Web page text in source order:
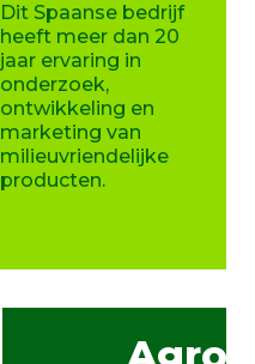
Dit Spaanse bedrijf
heeft meer dan 20
jaar ervaring in
onderzoek,
ontwikkeling en
marketing van
milieuvriendelijke
producten.